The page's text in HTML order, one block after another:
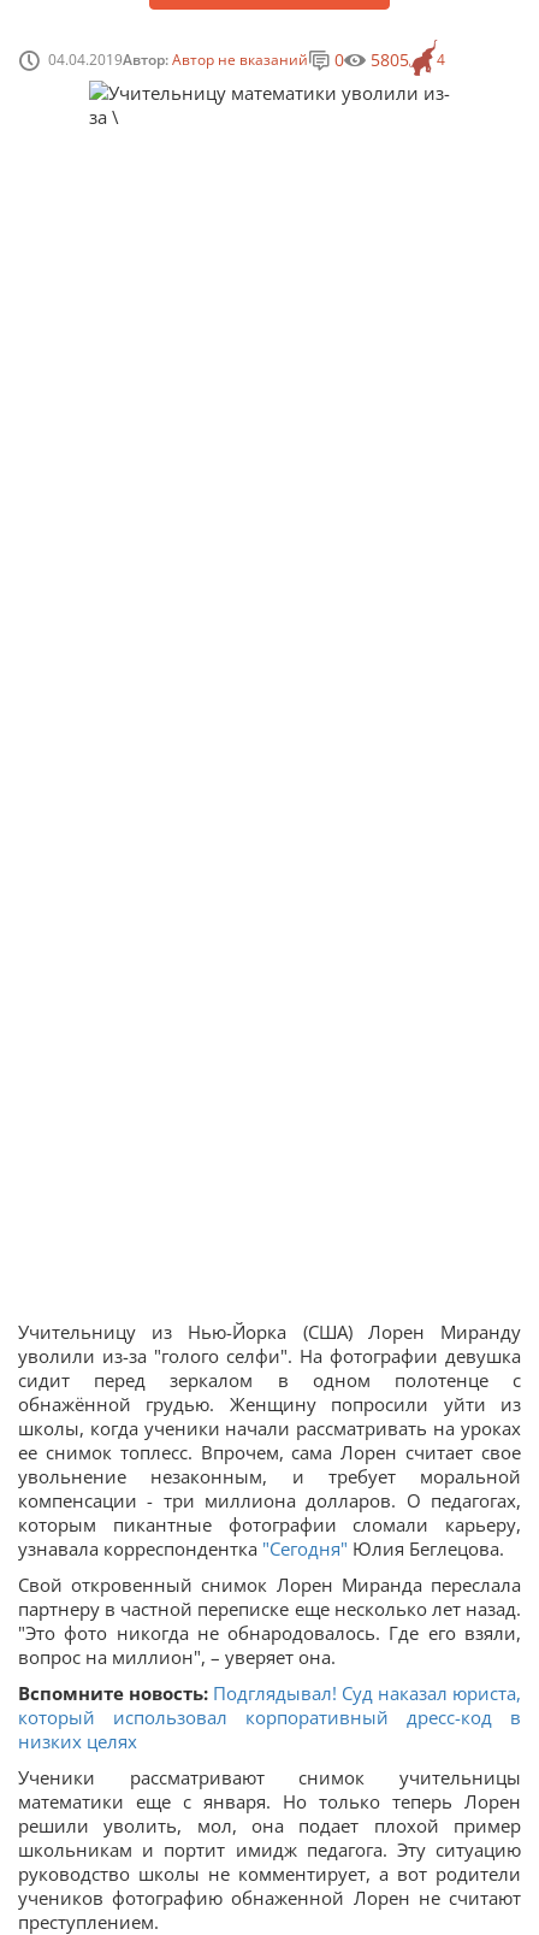
04.04.2019Автор:Автор не вказаний 4
0 5805
Учительницу из Нью-Йорка (США) Лорен Миранду
уволили из-за "голого селфи". На фотографии девушка
сидит перед зеркалом в одном полотенце с
обнажённой грудью. Женщину попросили уйти из
школы, когда ученики начали рассматривать на уроках
ее снимок топлесс. Впрочем, сама Лорен считает свое
увольнение незаконным, и требует моральной
компенсации - три миллиона долларов. О педагогах,
которым пикантные фотографии сломали карьеру,
узнавала корреспондентка "Сегодня" Юлия Беглецова.
Свой откровенный снимок Лорен Миранда переслала
партнеру в частной переписке еще несколько лет назад.
"Это фото никогда не обнародовалось. Где его взяли,
вопрос на миллион", – уверяет она.
Вспомните новость: Подглядывал! Суд наказал юриста,
который использовал корпоративный дресс-код в
низких целях
Ученики рассматривают снимок учительницы
математики еще с января. Но только теперь Лорен
решили уволить, мол, она подает плохой пример
школьникам и портит имидж педагога. Эту ситуацию
руководство школы не комментирует, а вот родители
учеников фотографию обнаженной Лорен не считают
преступлением.